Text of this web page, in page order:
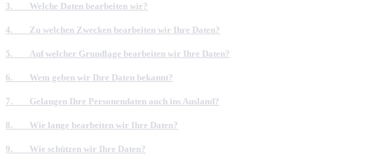
3. Welche Daten bearbeiten wir?
4. Zu welchen Zwecken bearbeiten wir Ihre Daten?
5. Auf welcher Grundlage bearbeiten wir Ihre Daten?
6. Wem geben wir Ihre Daten bekannt?
7. Gelangen Ihre Personendaten auch ins Ausland?
8. Wie lange bearbeiten wir Ihre Daten?
9. Wie schützen wir Ihre Daten?